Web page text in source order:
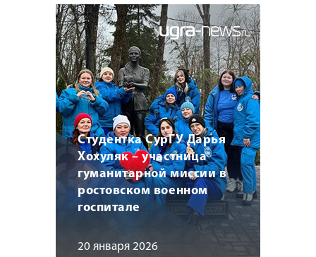
Студентка СурГУ Дарья
Хохуляк – участница
гуманитарной миссии в
ростовском военном
госпитале
20 января 2026